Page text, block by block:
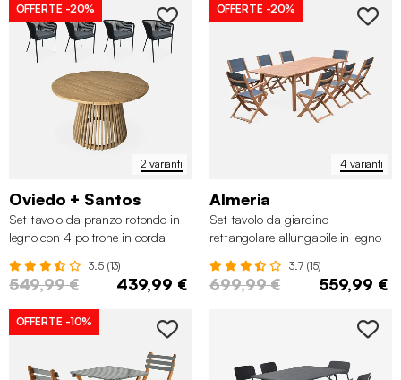
2 varianti
OFFERTE -20%
Oviedo + Santos
Set tavolo da pranzo rotondo in
legno con 4 poltrone in corda
3.5 (13)
549,99 € 439,99 €
4 varianti
OFFERTE -20%
Almeria
Set tavolo da giardino
rettangolare allungabile in legno
3.7 (15)
699,99 € 559,99 €
OFFERTE -10%